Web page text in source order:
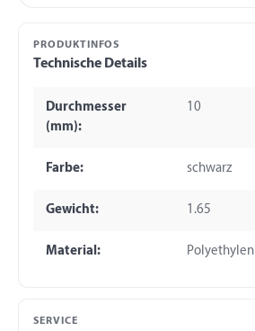
PRODUKTINFOS
Technische Details
Durchmesser
(mm):
10
Farbe: schwarz
Gewicht: 1.65
Material: Polyethylen
SERVICE